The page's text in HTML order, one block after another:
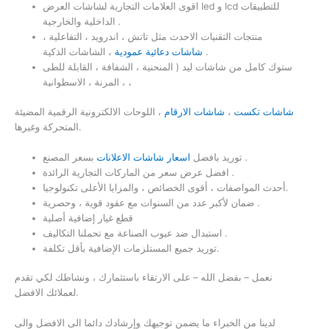
اقوى العلامات التجارية لشاشات العرض led و lcd للتطبيقات
الداخلية والخارجية .
منتجات التقنيات الاحدث مثل تاتش ، اندرويد ، التفاعلية ،
شاشات دعائية عمودية ، الشاشات الذكية .
ستوك كامل من شاشات ليد ( المنحنية ، الشفافة ، القابلة للطى
، المرنة ، الاسطوانية ،
شاشات تكست ، شاشات الارقام ، اللوحات الالكترونية الرقمية المضيئة
المتحركة وغيرها.
توريد بافضل اسعار شاشات الاعلانات
بسعر المصنع .
افضل عرض سعر من الماركات التجارية الرائدة .
أحدث المواصفات ، أقوى الخصائص ، والمزايا الأعلى تكنولوجيا.
ضمان لأكبر عدد من السنوات مع عقود قوية ، وحصرية .
قطع غيار إضافية أصلية
استبدال ضد عيوب الصناعة مع تحملنا التكاليف .
توريد جميع المستلزمات الإضافية بأقل تكلفة.
نعمل – بفضل الله – على الارتقاء باستثمارك ، ونشاطك لكي تقدم
لعملائك الافضل.
لدينا من الخبراء ما يضمن توجيهك وإرشادك دائما الى الافضل والى